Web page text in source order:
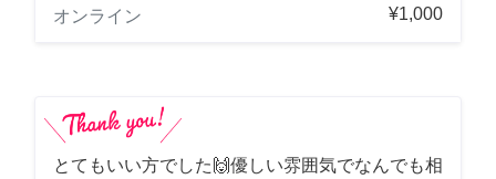
オンライン
¥1,000
とてもいい方でした🙌優しい雰囲気でなんでも相